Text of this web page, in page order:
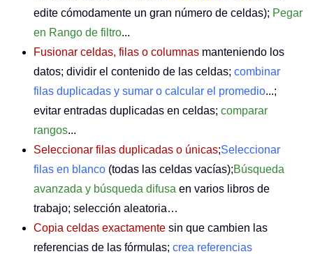
edite cómodamente un gran número de celdas); Pegar
en Rango de filtro...
Fusionar celdas, filas o columnas manteniendo los
datos; dividir el contenido de las celdas; combinar
filas duplicadas y sumar o calcular el promedio...;
evitar entradas duplicadas en celdas; comparar
rangos...
Seleccionar filas duplicadas o únicas;Seleccionar
filas en blanco (todas las celdas vacías);Búsqueda
avanzada y búsqueda difusa en varios libros de
trabajo; selección aleatoria…
Copia celdas exactamente sin que cambien las
referencias de las fórmulas; crea referencias